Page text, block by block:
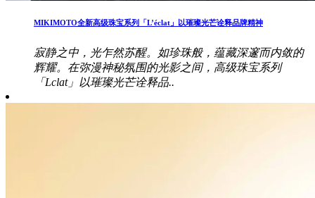
MIKIMOTO全新高级珠宝系列「L’éclat」以璀璨光芒诠释品牌精神
寂静之中，光乍然苏醒。如珍珠般，蕴藏深邃而内敛的
辉耀。在弥漫神秘氛围的光影之间，高级珠宝系列
「Lclat」以璀璨光芒诠释品..